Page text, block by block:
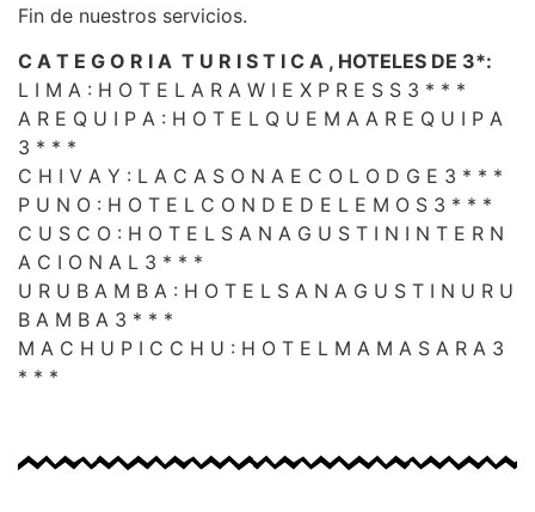
Fin de nuestros servicios.
C A T E G O R I A T U R I S T I C A , HOTELES DE 3*:
L I M A : H O T E L A R A W I E X P R E S S 3 * * *
A R E Q U I P A : H O T E L Q U E M A A R E Q U I P A
3 * * *
C H I V A Y : L A C A S O N A E C O L O D G E 3 * * *
P U N O : H O T E L C O N D E D E L E M O S 3 * * *
C U S C O : H O T E L S A N A G U S T I N I N T E R N
A C I O N A L 3 * * *
U R U B A M B A : H O T E L S A N A G U S T I N U R U
B A M B A 3 * * *
M A C H U P I C C H U : H O T E L M A M A S A R A 3
* * *